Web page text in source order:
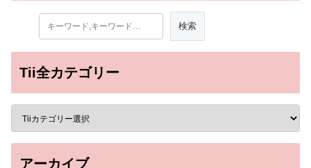
Tii全カテゴリー
アーカイブ